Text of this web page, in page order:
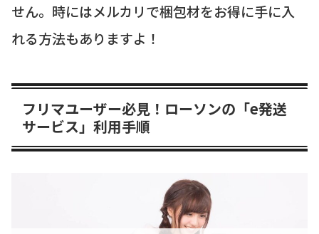
せん。時にはメルカリで梱包材をお得に手に入
れる方法もありますよ！
フリマユーザー必見！ローソンの「e発送
サービス」利用手順